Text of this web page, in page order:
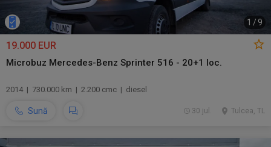
1 /9
19.000 EUR
Microbuz Mercedes-Benz Sprinter 516 - 20+1 loc.
2014 | 730.000 km | 2.200 cmc | diesel
Sună Tulcea, TL
30 jul.